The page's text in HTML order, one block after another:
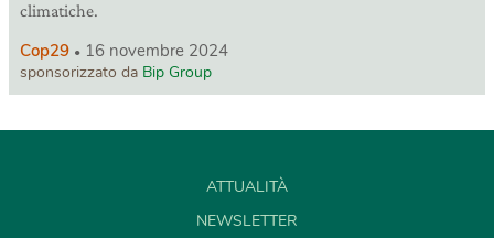
climatiche.
Cop29 16 novembre 2024
sponsorizzato da Bip Group
ATTUALITÀ
NEWSLETTER